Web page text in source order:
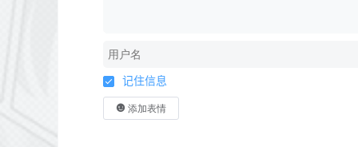
记住信息
添加表情